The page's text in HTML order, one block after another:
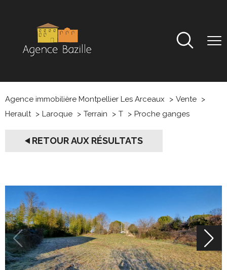
Agence immobilière Montpellier Les Arceaux
Vente
Herault
Laroque Terrain T Proche ganges
RETOUR AUX RÉSULTATS